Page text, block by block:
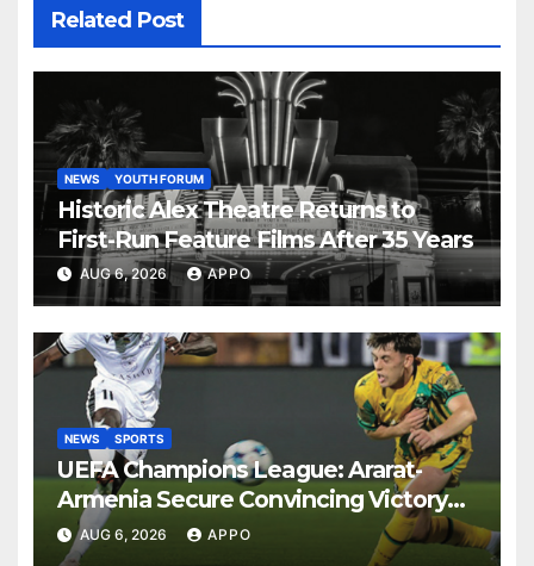
Related Post
NEWS YOUTH FORUM
Historic Alex Theatre Returns to
First-Run Feature Films After 35 Years
AUG 6, 2026 APPO
NEWS SPORTS
UEFA Champions League: Ararat-
Armenia Secure Convincing Victory
Over Shamrock Rovers 2-0
AUG 6, 2026 APPO